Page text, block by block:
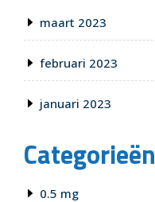
maart 2023
februari 2023
januari 2023
Categorieën
0.5 mg